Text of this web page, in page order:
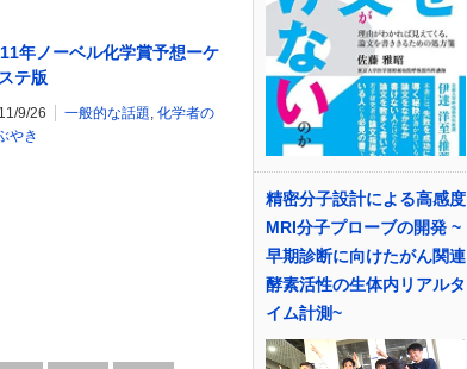
年ノーベル化学賞予想ーケ
テ版
9/26 一般的な話題, 化学者の
やき
精密分子設計による高感度
MRI分子プローブの開発 ~
早期診断に向けたがん関連
酵素活性の生体内リアルタ
イム計測~